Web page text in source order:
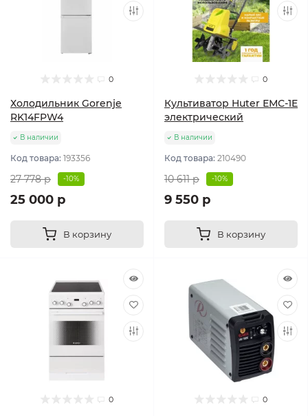
0
Холодильник Gorenje
RK14FPW4
В наличии
Код товара: 193356
27 778 р -10%
25 000 р
В корзину
0
Культиватор Huter ЕМС-1E
электрический
В наличии
Код товара: 210490
10 611 р -10%
9 550 р
В корзину
0 0